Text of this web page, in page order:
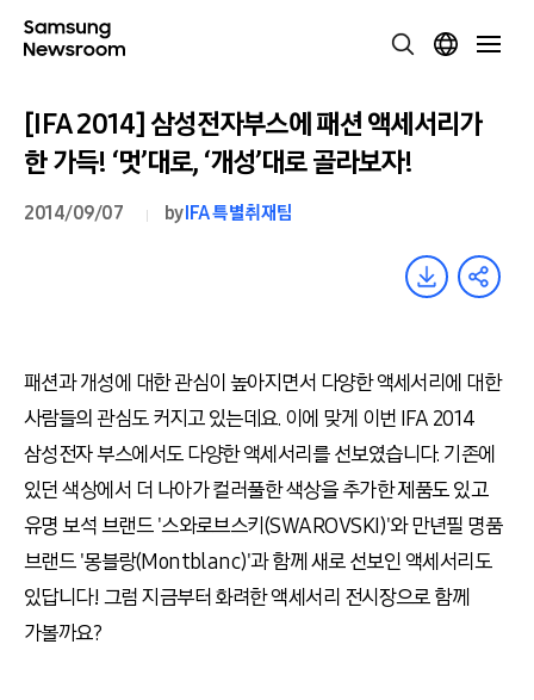
[IFA 2014] 삼성전자부스에 패션 액세서리가
한 가득! ‘멋’대로, ‘개성’대로 골라보자!
2014/09/07 byIFA 특별취재팀
패션과 개성에 대한 관심이 높아지면서 다양한 액세서리에 대한
사람들의 관심도 커지고 있는데요. 이에 맞게 이번 IFA 2014
삼성전자 부스에서도 다양한 액세서리를 선보였습니다. 기존에
있던 색상에서 더 나아가 컬러풀한 색상을 추가한 제품도 있고
유명 보석 브랜드 '스와로브스키(SWAROVSKI)'와 만년필 명품
브랜드 '몽블랑(Montblanc)'과 함께 새로 선보인 액세서리도
있답니다! 그럼 지금부터 화려한 액세서리 전시장으로 함께
가볼까요?